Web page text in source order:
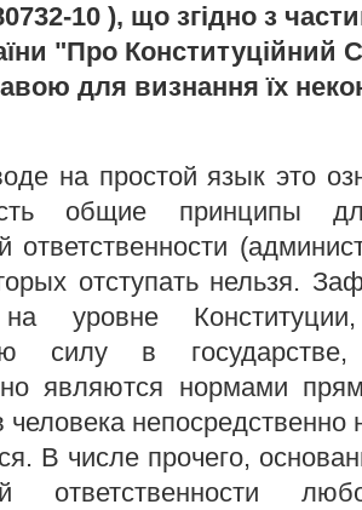
10 ), що згідно з
"Про Конституційний
для визнання їх
на простой язык это
общие принципы
ответственности
отступать нельзя.
уровне
силу в
являются нормами
непосредственно
В числе прочего,
ответственности